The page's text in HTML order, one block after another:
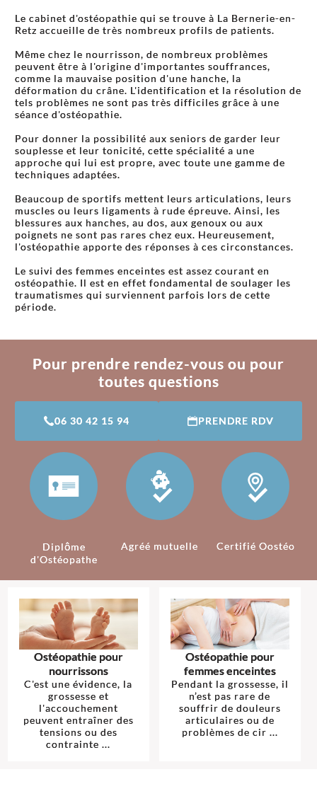
Le cabinet d'ostéopathie qui se trouve à La Bernerie-en-
Retz accueille de très nombreux profils de patients.
Même chez le nourrisson, de nombreux problèmes
peuvent être à l'origine d'importantes souffrances,
comme la mauvaise position d'une hanche, la
déformation du crâne. L'identification et la résolution de
tels problèmes ne sont pas très difficiles grâce à une
séance d'ostéopathie.
Pour donner la possibilité aux seniors de garder leur
souplesse et leur tonicité, cette spécialité a une
approche qui lui est propre, avec toute une gamme de
techniques adaptées.
Beaucoup de sportifs mettent leurs articulations, leurs
muscles ou leurs ligaments à rude épreuve. Ainsi, les
blessures aux hanches, au dos, aux genoux ou aux
poignets ne sont pas rares chez eux. Heureusement,
l'ostéopathie apporte des réponses à ces circonstances.
Le suivi des femmes enceintes est assez courant en
ostéopathie. Il est en effet fondamental de soulager les
traumatismes qui surviennent parfois lors de cette
période.
Pour prendre rendez-vous ou pour
toutes questions
06 30 42 15 94 PRENDRE RDV
Diplôme
d'Ostéopathe
Agréé mutuelle Certifié Oostéo
Ostéopathie pour
nourrissons
C'est une évidence, la
grossesse et
l'accouchement
peuvent entraîner des
tensions ou des
contrainte ...
Ostéopathie pour
femmes enceintes
Pendant la grossesse, il
n’est pas rare de
souffrir de douleurs
articulaires ou de
problèmes de cir ...